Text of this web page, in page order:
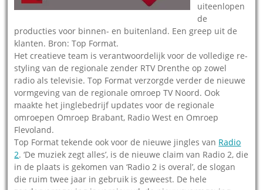
uiteenlopen
de
producties voor binnen- en buitenland. Een greep uit de
klanten. Bron: Top Format.
Het creatieve team is verantwoordelijk voor de volledige re-
styling van de regionale zender RTV Drenthe op zowel
radio als televisie. Top Format verzorgde verder de nieuwe
vormgeving van de regionale omroep TV Noord. Ook
maakte het jinglebedrijf updates voor de regionale
omroepen Omroep Brabant, Radio West en Omroep
Flevoland.
Top Format tekende ook voor de nieuwe jingles van Radio
2. ‘De muziek zegt alles’, is de nieuwe claim van Radio 2, die
in de plaats is gekomen van ‘Radio 2 is overal’, de slogan
die ruim twee jaar in gebruik is geweest. De hele